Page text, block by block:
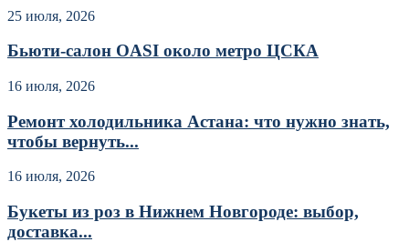
25 июля, 2026
Бьюти-салон OASI около метро ЦСКА
16 июля, 2026
Ремонт холодильника Астана: что нужно знать,
чтобы вернуть...
16 июля, 2026
Букеты из роз в Нижнем Новгороде: выбор,
доставка...